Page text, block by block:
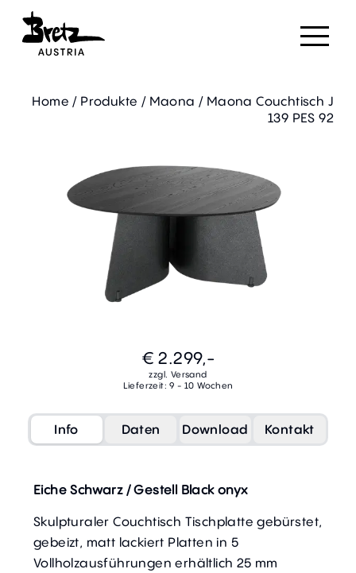
Home / Produkte / Maona / Maona Couchtisch J
139 PES 92
€ 2.299,-
zzgl. Versand
Lieferzeit: 9 - 10 Wochen
Info Daten Download Kontakt
Eiche Schwarz / Gestell Black onyx
Skulpturaler Couchtisch Tischplatte gebürstet,
gebeizt, matt lackiert Platten in 5
Vollholzausführungen erhältlich 25 mm